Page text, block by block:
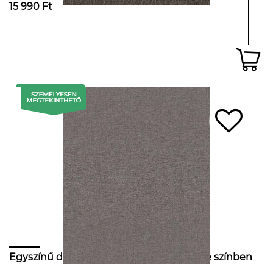
15 990 Ft
Egyszínű design tapéta matt sötétszürke színben